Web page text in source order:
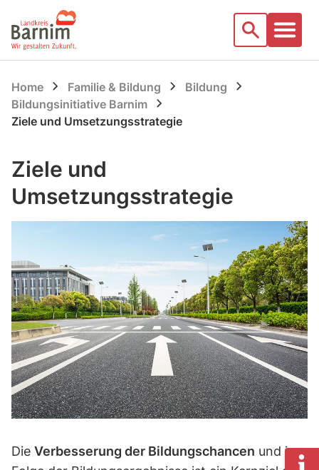
Startseite
Suche
Home Familie & Bildung
Bildung
Bildungsinitiative Barnim
Ziele und Umsetzungsstrategie
Ziele und
Umsetzungsstrategie
Die Verbesserung der Bildungschancen und in